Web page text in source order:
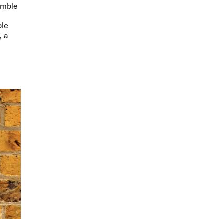
a